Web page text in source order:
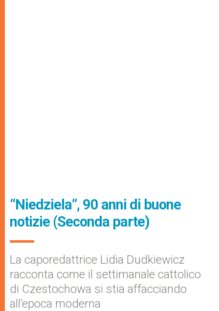
“Niedziela”, 90 anni di buone
notizie (Seconda parte)
La caporedattrice Lidia Dudkiewicz
racconta come il settimanale cattolico
di Czestochowa si stia affacciando
all’epoca moderna